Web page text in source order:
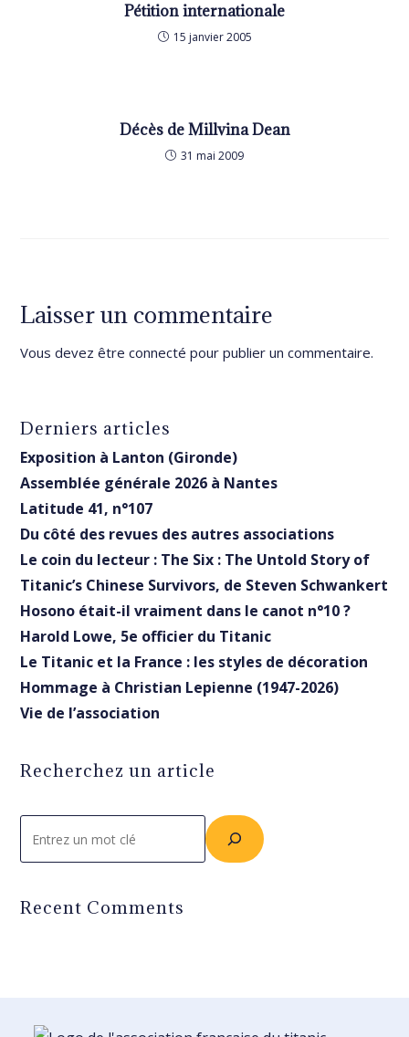
Pétition internationale
15 janvier 2005
Décès de Millvina Dean
31 mai 2009
Laisser un commentaire
Vous devez êtreconnecté pour publier un commentaire.
Derniers articles
Exposition à Lanton (Gironde)
Assemblée générale 2026 à Nantes
Latitude 41, n°107
Du côté des revues des autres associations
Le coin du lecteur : The Six : The Untold Story of
Titanic’s Chinese Survivors, de Steven Schwankert
Hosono était-il vraiment dans le canot n°10 ?
Harold Lowe, 5e officier du Titanic
Le Titanic et la France : les styles de décoration
Hommage à Christian Lepienne (1947-2026)
Vie de l’association
Recherchez un article
Recent Comments